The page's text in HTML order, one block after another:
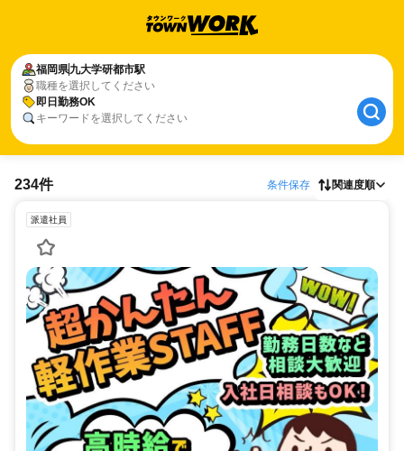
福岡県九大学研都市駅
職種を選択してください
即日勤務OK
キーワードを選択してください
234件 条件保存 関連度順
派遣社員